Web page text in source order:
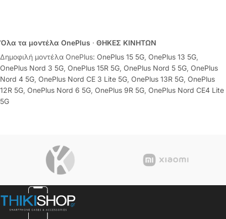
Όλα τα μοντέλα OnePlus · ΘΗΚΕΣ ΚΙΝΗΤΩΝ
Δημοφιλή μοντέλα OnePlus: OnePlus 15 5G, OnePlus 13 5G,
OnePlus Nord 3 5G, OnePlus 15R 5G, OnePlus Nord 5 5G, OnePlus
Nord 4 5G, OnePlus Nord CE 3 Lite 5G, OnePlus 13R 5G, OnePlus
12R 5G, OnePlus Nord 6 5G, OnePlus 9R 5G, OnePlus Nord CE4 Lite
5G